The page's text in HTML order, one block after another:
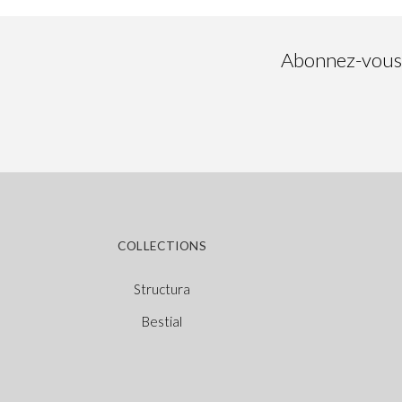
Abonnez-
COLLECTIONS
Structura
Bestial